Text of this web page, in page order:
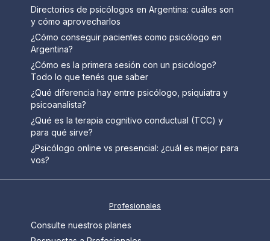
Directorios de psicólogos en Argentina: cuáles son
y cómo aprovecharlos
¿Cómo conseguir pacientes como psicólogo en
Argentina?
¿Cómo es la primera sesión con un psicólogo?
Todo lo que tenés que saber
¿Qué diferencia hay entre psicólogo, psiquiatra y
psicoanalista?
¿Qué es la terapia cognitivo conductual (TCC) y
para qué sirve?
¿Psicólogo online vs presencial: ¿cuál es mejor para
vos?
Profesionales
Consulte nuestros planes